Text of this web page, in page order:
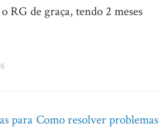
RG de graça, tendo 2 meses
para Como resolver problemas